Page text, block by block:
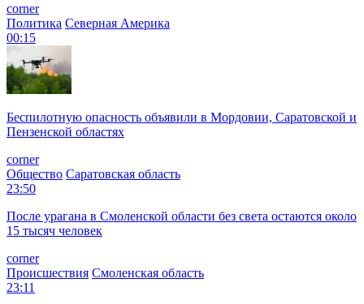
corner
Политика Северная Америка
00:15
Беспилотную опасность объявили в Мордовии, Саратовской и
Пензенской областях
corner
Общество Саратовская область
23:50
После урагана в Смоленской области без света остаются около
15 тысяч человек
corner
Происшествия Смоленская область
23:11